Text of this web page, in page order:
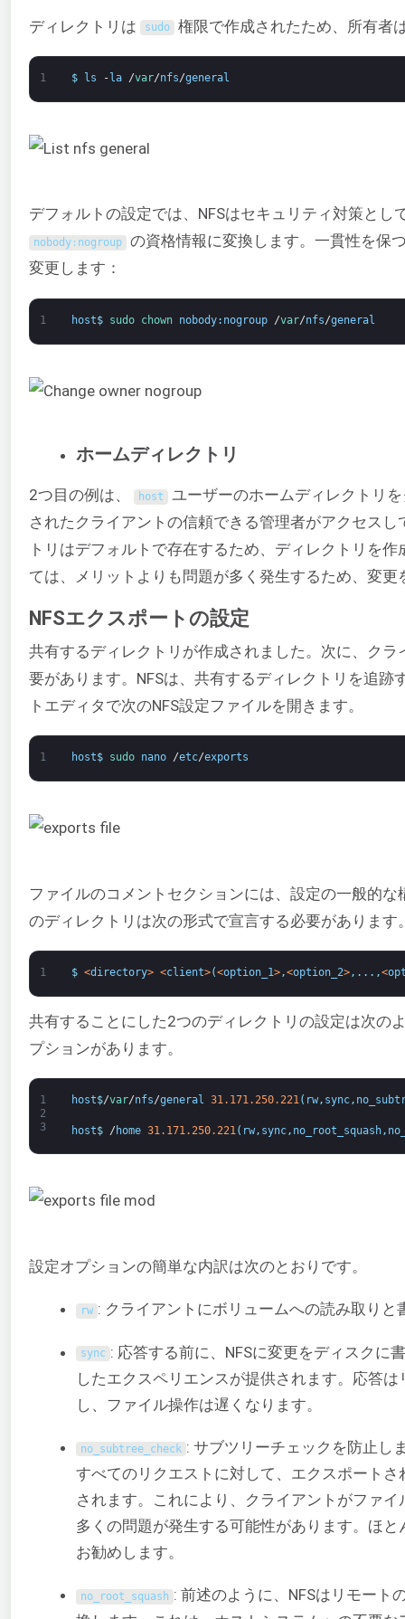
ディレクトリは sudo 権限で作成されたため、所有者
1 $ ls - la /var/nfs/general
デフォルトの設定では、NFSはセキュリティ対策と
nobody: nogroup の資格情報に変換します。一貫性を保
変更します：
1 host$ sudo chown nobody: nogroup /var/nfs/general
ホームディレクトリ
2つ目の例は、 host ユーザーのホームディレクトリ
されたクライアントの信頼できる管理者がアクセス
トリはデフォルトで存在するため、ディレクトリを
ては、メリットよりも問題が多く発生するため、変
NFSエクスポートの設定
共有するディレクトリが作成されました。次に、ク
要があります。NFSは、共有するディレクトリを追
トエディタで次のNFS設定ファイルを開きます。
1 host$ sudo nano /etc/exports
ファイルのコメントセクションには、設定の一般的
のディレクトリは次の形式で宣言する必要があります
1 $ <directory> <client>(<option_1>,<option_2>, . . . ,<
共有することにした2つのディレクトリの設定は次の
プションがあります。
1
2
3
host$/var/nfs/general 31.171.250.221( rw, sync,
host$ / home 31.171.250.221( rw, sync, no_root_squash,
設定オプションの簡単な内訳は次のとおりです。
rw : クライアントにボリュームへの読み取り
sync : 応答する前に、NFSに変更をディスクに
したエクスペリエンスが提供されます。応答
し、ファイル操作は遅くなります。
no_subtree_check : サブツリーチェックを防止し
すべてのリクエストに対して、エクスポート
されます。これにより、クライアントがファ
多くの問題が発生する可能性があります。ほ
お勧めします。
no_root_squash : 前述のように、NFSはリモート